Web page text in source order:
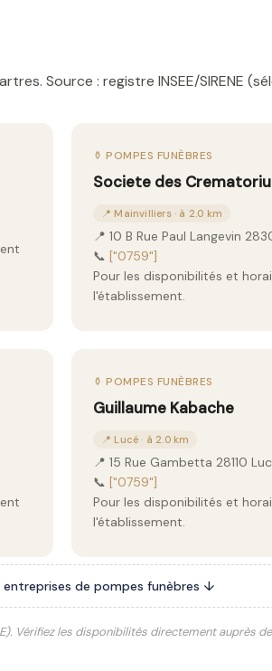
Source : registre INSEE/SIRENE
⚱️ POMPES FUNÈBRES
Societe des
📍 Mainvilliers · à 2.0 km
📍 10 B Rue Paul Langevin
📞 ["0759"]
Pour les disponibilités et
l'établissement.
⚱️ POMPES FUNÈBRES
Guillaume Kabache
📍 Lucé · à 2.0 km
📍 15 Rue Gambetta 28110
📞 ["0759"]
Pour les disponibilités et
l'établissement.
entreprises de pompes funèbres ↓
Vérifiez les disponibilités directement auprès